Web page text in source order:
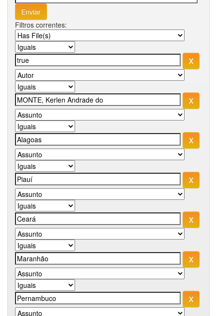
Filtros correntes: